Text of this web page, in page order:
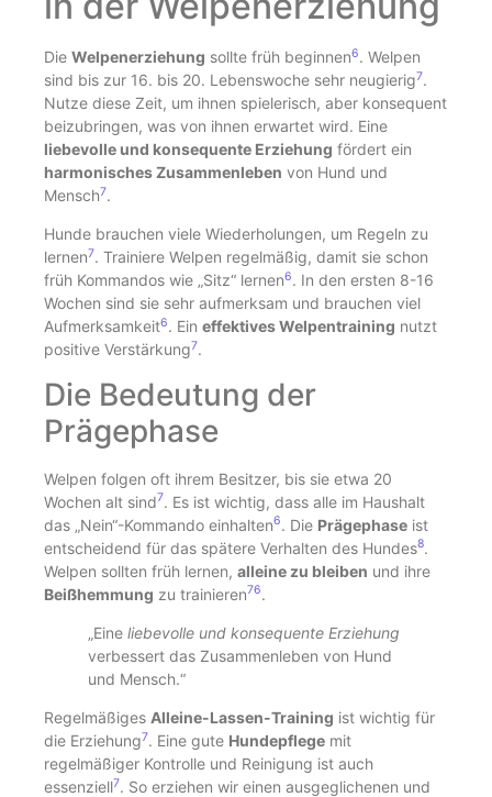
Die Welpenerziehung sollte früh beginnen6. Welpen
sind bis zur 16. bis 20. Lebenswoche sehr neugierig7.
Nutze diese Zeit, um ihnen spielerisch, aber konsequent
beizubringen, was von ihnen erwartet wird. Eine
liebevolle und konsequente Erziehung fördert ein
harmonisches Zusammenleben von Hund und
Mensch7.
Hunde brauchen viele Wiederholungen, um Regeln zu
lernen7. Trainiere Welpen regelmäßig, damit sie schon
früh Kommandos wie „Sitz“ lernen6. In den ersten 8-16
Wochen sind sie sehr aufmerksam und brauchen viel
Aufmerksamkeit6. Ein effektives Welpentraining nutzt
positive Verstärkung7.
Die Bedeutung der
Prägephase
Welpen folgen oft ihrem Besitzer, bis sie etwa 20
Wochen alt sind7. Es ist wichtig, dass alle im Haushalt
das „Nein“-Kommando einhalten6. Die Prägephase ist
entscheidend für das spätere Verhalten des Hundes8.
Welpen sollten früh lernen, alleine zu bleiben und ihre
Beißhemmung zu trainieren76.
„Eine liebevolle und konsequente Erziehung
verbessert das Zusammenleben von Hund
und Mensch.“
Regelmäßiges Alleine-Lassen-Training ist wichtig für
die Erziehung7. Eine gute Hundepflege mit
regelmäßiger Kontrolle und Reinigung ist auch
essenziell7. So erziehen wir einen ausgeglichenen und